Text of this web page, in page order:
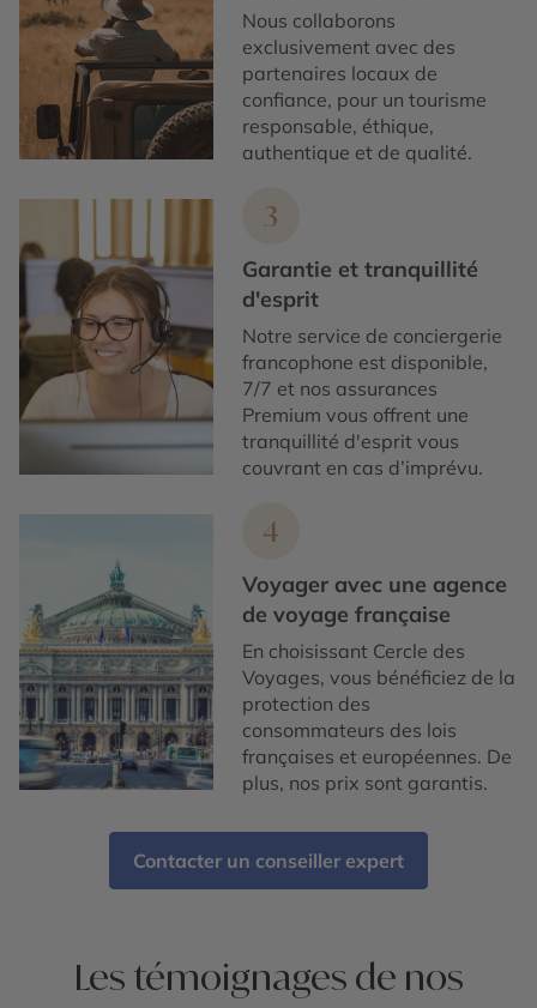
Nous collaborons
exclusivement avec des
partenaires locaux de
confiance, pour un tourisme
responsable, éthique,
authentique et de qualité.
3
Garantie et tranquillité
d'esprit
Notre service de conciergerie
francophone est disponible,
7/7 et nos assurances
Premium vous offrent une
tranquillité d'esprit vous
couvrant en cas d’imprévu.
4
Voyager avec une agence
de voyage française
En choisissant Cercle des
Voyages, vous bénéficiez de la
protection des
consommateurs des lois
françaises et européennes. De
plus, nos prix sont garantis.
Contacter un conseiller expert
Les témoignages de nos